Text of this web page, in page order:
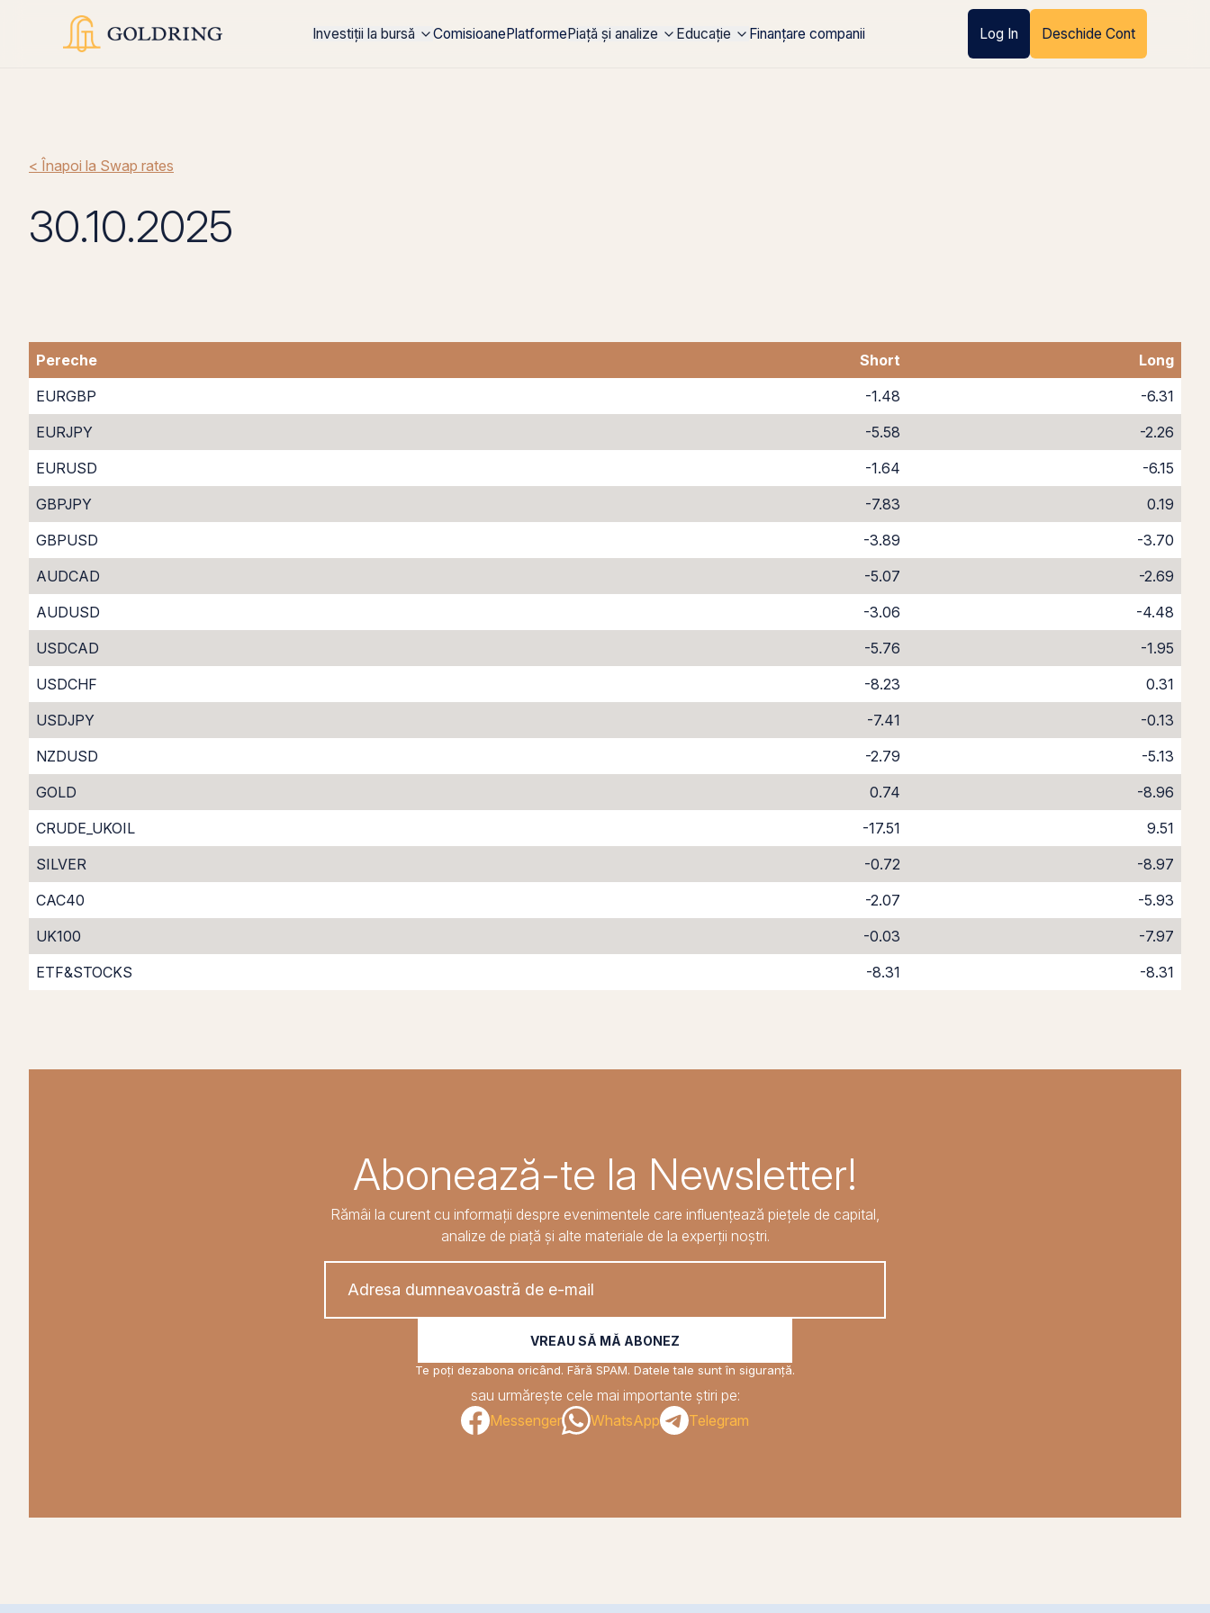
Investiții la bursă ComisioanePlatformePiață și analize Educație Finanțare companii Log In Deschide Cont
< Înapoi la Swap rates
30.10.2025
Pereche Short
Long
EURGBP
-1.48
-6.31
EURJPY
-5.58
-2.26
EURUSD
-1.64
-6.15
GBPJPY
-7.83
0.19
GBPUSD
-3.89
-3.70
AUDCAD
-5.07
-2.69
AUDUSD
-3.06
-4.48
USDCAD
-5.76
-1.95
USDCHF
-8.23
0.31
USDJPY
-7.41
-0.13
NZDUSD
-2.79
-5.13
GOLD
0.74
-8.96
CRUDE_UKOIL
-17.51
9.51
SILVER
-0.72
-8.97
CAC40
-2.07
-5.93
UK100
-0.03
-7.97
ETF&STOCKS
-8.31 -8.31
Abonează-te la Newsletter!
Rămâi la curent cu informații despre evenimentele care influențează piețele de capital,
analize de piață și alte materiale de la experții noștri.
VREAU SĂ MĂ ABONEZ
Te poți dezabona oricând. Fără SPAM. Datele tale sunt în siguranță.
sau urmărește cele mai importante știri pe:
Messenger
WhatsApp Telegram